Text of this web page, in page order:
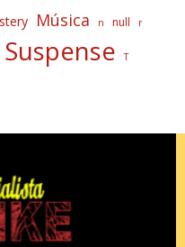
Música n null r
Suspense T